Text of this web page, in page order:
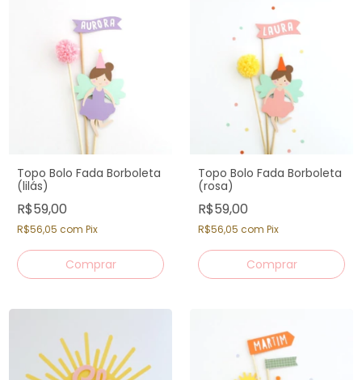
Topo Bolo Fada Borboleta
(lilás)
R$59,00
R$56,05 com Pix
Topo Bolo Fada Borboleta
(rosa)
R$59,00
R$56,05 com Pix